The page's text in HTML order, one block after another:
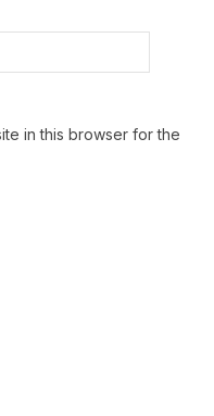
in this browser for the